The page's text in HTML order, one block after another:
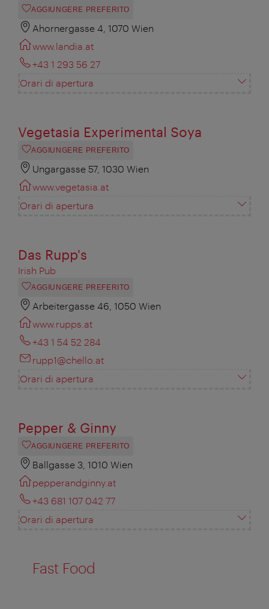
AGGIUNGERE PREFERITO
Ahornergasse 4, 1070 Wien
www.landia.at
+43 1 293 56 27
Orari di apertura
Vegetasia Experimental Soya
AGGIUNGERE PREFERITO
Ungargasse 57, 1030 Wien
www.vegetasia.at
Orari di apertura
Das Rupp's
Irish Pub
AGGIUNGERE PREFERITO
Arbeitergasse 46, 1050 Wien
www.rupps.at
+43 1 54 52 284
rupp1@chello.at
Orari di apertura
Pepper & Ginny
AGGIUNGERE PREFERITO
Ballgasse 3, 1010 Wien
pepperandginny.at
+43 681 107 042 77
Orari di apertura
Fast Food